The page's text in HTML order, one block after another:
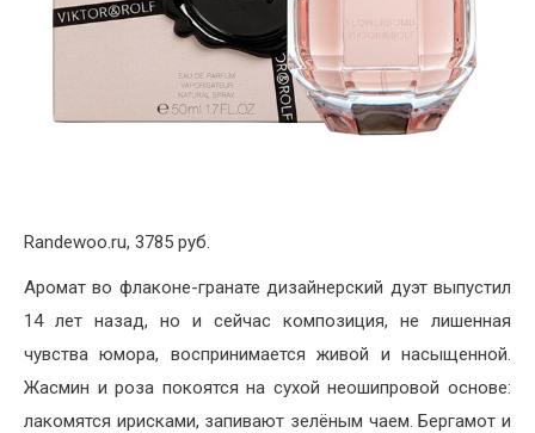
Randewoo.ru, 3785 руб.
Аромат во флаконе-гранате дизайнерский дуэт выпустил
14 лет назад, но и сейчас композиция, не лишенная
чувства юмора, воспринимается живой и насыщенной.
Жасмин и роза покоятся на сухой неошипровой основе:
лакомятся ирисками, запивают зелёным чаем. Бергамот и